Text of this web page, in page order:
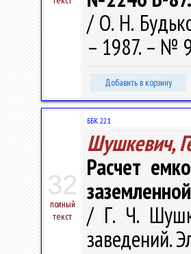
/ О. Н.
– 1987. – №
Добавить в корзину
32
полный
текст
ББК 22.1
Шушкевич,
Расчет
/ Г. Ч.
заведений.